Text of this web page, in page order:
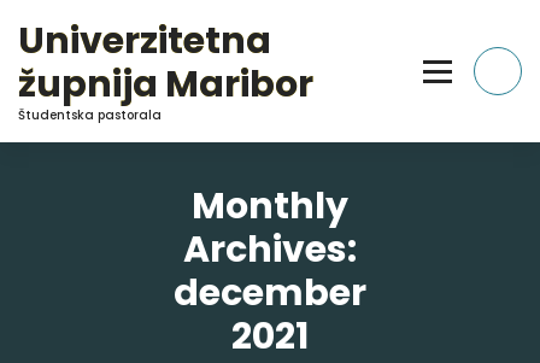
Content
Univerzitetna
župnija Maribor
Študentska pastorala
Monthly
Archives:
december
2021